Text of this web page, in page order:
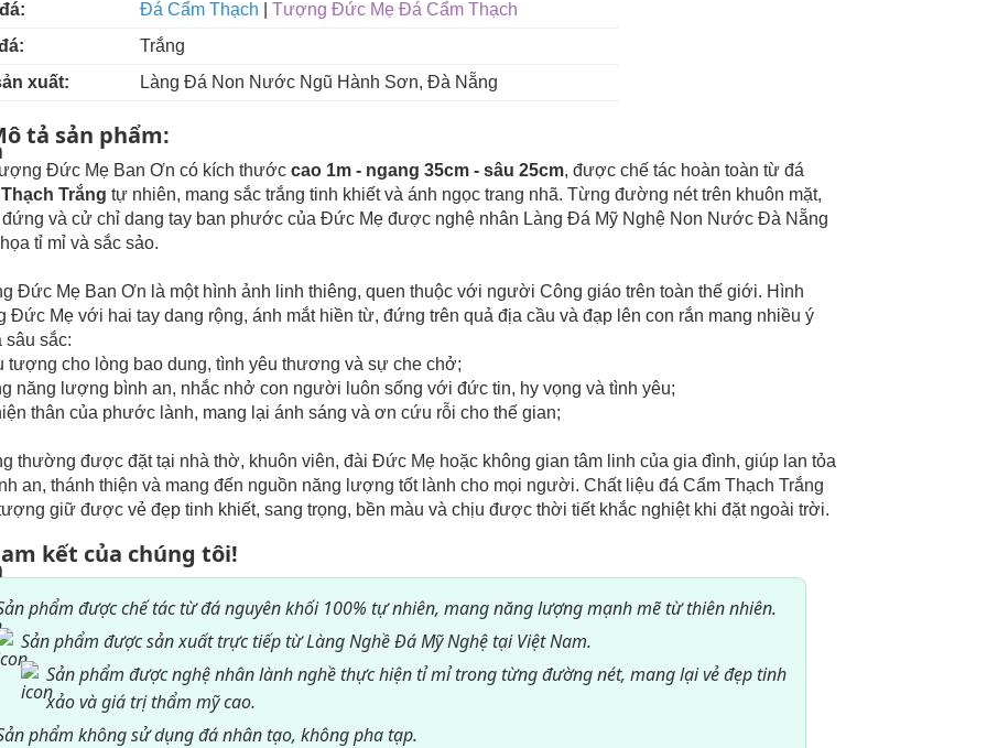
Đá Cẩm Thạch
Tượng Đức Mẹ Đá Cẩm Thạch
Trắng
xuất:
Làng Đá Non Nước Ngũ Hành Sơn, Đà Nẵng
tả sản phẩm:
Đức Mẹ Ban Ơn có kích thước cao 1m - ngang 35cm - sâu 25cm, được chế tác hoàn toàn từ đá
Trắng tự nhiên, mang sắc trắng tinh khiết và ánh ngọc trang nhã. Từng đường nét trên khuôn mặt,
và cử chỉ dang tay ban phước của Đức Mẹ được nghệ nhân Làng Đá Mỹ Nghệ Non Nước Đà Nẵng
tỉ mỉ và sắc sảo.
Đức Mẹ Ban Ơn là một hình ảnh linh thiêng, quen thuộc với người Công giáo trên toàn thế giới. Hình
Đức Mẹ với hai tay dang rộng, ánh mắt hiền từ, đứng trên quả địa cầu và đạp lên con rắn mang nhiều ý
sâu sắc:
tượng cho lòng bao dung, tình yêu thương và sự che chở;
năng lượng bình an, nhắc nhở con người luôn sống với đức tin, hy vọng và tình yêu;
thân của phước lành, mang lại ánh sáng và ơn cứu rỗi cho thế gian;
thường được đặt tại nhà thờ, khuôn viên, đài Đức Mẹ hoặc không gian tâm linh của gia đình, giúp lan tỏa
an, thánh thiện và mang đến nguồn năng lượng tốt lành cho mọi người. Chất liệu đá Cẩm Thạch Trắng
giữ được vẻ đẹp tinh khiết, sang trọng, bền màu và chịu được thời tiết khắc nghiệt khi đặt ngoài trời.
kết của chúng tôi!
phẩm được chế tác từ đá nguyên khối 100% tự nhiên, mang năng lượng mạnh mẽ từ thiên nhiên.
Sản phẩm được sản xuất trực tiếp từ Làng Nghề Đá Mỹ Nghệ tại Việt Nam.
Sản phẩm được nghệ nhân lành nghề thực hiện tỉ mỉ trong từng đường nét, mang lại vẻ đẹp tinh
xảo và giá trị thẩm mỹ cao.
phẩm không sử dụng đá nhân tạo, không pha tạp.